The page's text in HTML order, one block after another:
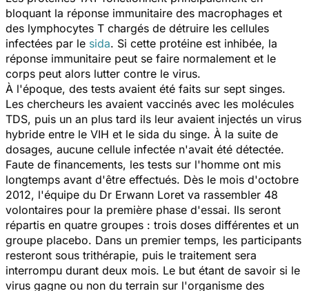
bloquant la réponse immunitaire des macrophages et
des lymphocytes T chargés de détruire les cellules
infectées par le sida. Si cette protéine est inhibée, la
réponse immunitaire peut se faire normalement et le
corps peut alors lutter contre le virus.
À l'époque, des tests avaient été faits sur sept singes.
Les chercheurs les avaient vaccinés avec les molécules
TDS, puis un an plus tard ils leur avaient injectés un virus
hybride entre le VIH et le sida du singe. À la suite de
dosages, aucune cellule infectée n'avait été détectée.
Faute de financements, les tests sur l'homme ont mis
longtemps avant d'être effectués. Dès le mois d'octobre
2012, l'équipe du Dr Erwann Loret va rassembler 48
volontaires pour la première phase d'essai. Ils seront
répartis en quatre groupes : trois doses différentes et un
groupe placebo. Dans un premier temps, les participants
resteront sous trithérapie, puis le traitement sera
interrompu durant deux mois. Le but étant de savoir si le
virus gagne ou non du terrain sur l'organisme des